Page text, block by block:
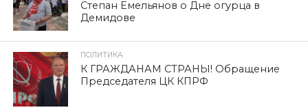
Степан Емельянов о Дне огурца в
Демидове
ПОЛИТИКА
К ГРАЖДАНАМ СТРАНЫ! Обращение
Председателя ЦК КПРФ